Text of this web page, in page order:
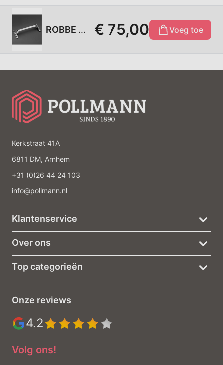
ROBBE & BERKING - Alta 150 - Messenlegger € 75,00 Voeg toe
Kerkstraat 41A
6811 DM, Arnhem
+31 (0)26 44 24 103
info@pollmann.nl
Klantenservice
Over ons
Top categorieën
Onze reviews
4.2
Volg ons!